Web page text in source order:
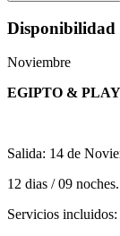
Disponibilidad
Noviembre
EGIPTO &
Salida: 14 de
12 dias / 09 noches.
Servicios incluidos: